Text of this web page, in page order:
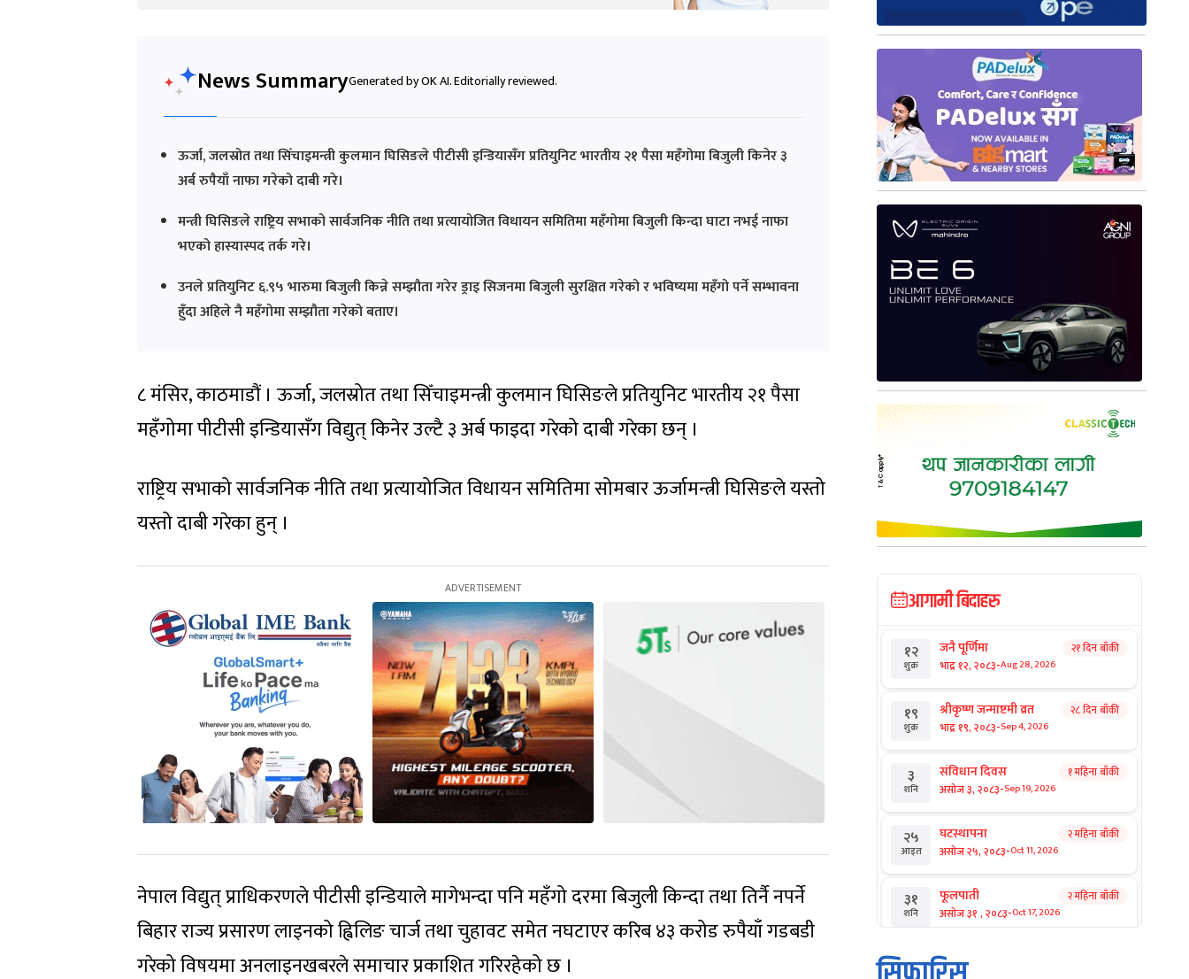
News SummaryGenerated by OK AI. Editorially reviewed.
ऊर्जा, जलस्रोत तथा सिँचाइमन्त्री कुलमान घिसिङले पीटीसी इन्डियासँग प्रतियुनिट भारतीय २१ पैसा महँगोमा बिजुली किनेर ३
अर्ब रुपैयाँ नाफा गरेको दाबी गरे।
मन्त्री घिसिङले राष्ट्रिय सभाको सार्वजनिक नीति तथा प्रत्यायोजित विधायन समितिमा महँगोमा बिजुली किन्दा घाटा नभई नाफा
भएको हास्यास्पद तर्क गरे।
उनले प्रतियुनिट ६.९५ भारुमा बिजुली किन्ने सम्झौता गरेर ड्राइ सिजनमा बिजुली सुरक्षित गरेको र भविष्यमा महँगो पर्ने सम्भावना
हुँदा अहिले नै महँगोमा सम्झौता गरेको बताए।
८ मंसिर, काठमाडौं । ऊर्जा, जलस्रोत तथा सिँचाइमन्त्री कुलमान घिसिङले प्रतियुनिट भारतीय २१ पैसा
महँगोमा पीटीसी इन्डियासँग विद्युत् किनेर उल्टै ३ अर्ब फाइदा गरेको दाबी गरेका छन् ।
राष्ट्रिय सभाको सार्वजनिक नीति तथा प्रत्यायोजित विधायन समितिमा सोमबार ऊर्जामन्त्री घिसिङले यस्तो
यस्तो दाबी गरेका हुन् ।
नेपाल विद्युत् प्राधिकरणले पीटीसी इन्डियाले मागेभन्दा पनि महँगो दरमा बिजुली किन्दा तथा तिर्नै नपर्ने
बिहार राज्य प्रसारण लाइनको ह्विलिङ चार्ज तथा चुहावट समेत नघटाएर करिब ४३ करोड रुपैयाँ गडबडी
गरेको विषयमा अनलाइनखबरले समाचार प्रकाशित गरिरहेको छ ।
आगामी बिदाहरु
१२
शुक्र
जनै पूर्णिमा
भाद्र १२, २०८३-Aug 28, 2026
२१ दिन बाँकी
१९
शुक्र
श्रीकृष्ण जन्माष्टमी व्रत
भाद्र १९, २०८३-Sep 4, 2026
२८ दिन बाँकी
३
शनि
संविधान दिवस
असोज ३, २०८३-Sep 19, 2026
१ महिना बाँकी
२५
आइत
घटस्थापना
असोज २५, २०८३-Oct 11, 2026
२ महिना बाँकी
३१
शनि
फूलपाती
असोज ३१ , २०८३-Oct 17, 2026
२ महिना बाँकी
१
आइत
कार्तिक सङ्क्रान्ति
कार्तिक १, २०८३